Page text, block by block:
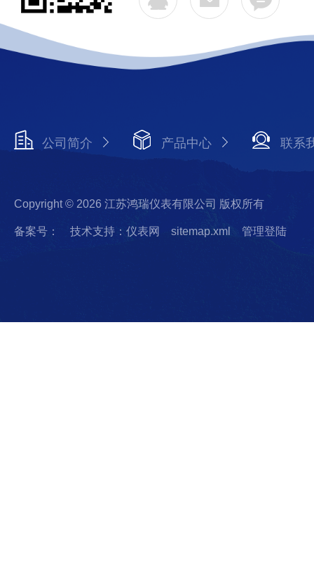
公司简介 产品中心 联系
Copyright © 2026 江苏鸿瑞仪表有限公司 版权所有
备案号： 技术支持：仪表网 sitemap.xml 管理登陆